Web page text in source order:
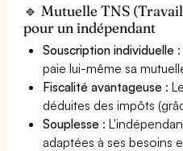
🔹 Mutuelle TNS
pour un indépendant
Souscription individuelle
paie lui-même sa
Fiscalité avantageuse :
déduites des impôts
Souplesse :
adaptées à ses besoins